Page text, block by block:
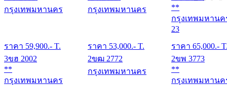
กรุงเทพมหานคร
ราคา 59,900.- T.
กรุงเทพมหานคร
ราคา 53,000.- T.
**
กรุงเทพมหานค
23
ราคา 65,000.-
3ขฮ 2002
**
กรุงเทพมหานคร
2ขฒ 2772
กรุงเทพมหานคร
2ขพ 3773
**
กรุงเทพมหานค